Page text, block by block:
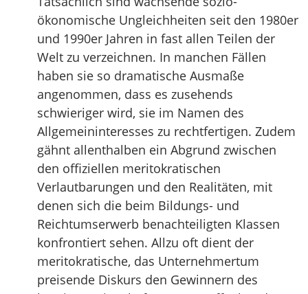
ökonomische Ungleichheiten seit den 1980er
und 1990er Jahren in fast allen Teilen der
Welt zu verzeichnen. In manchen Fällen
haben sie so dramatische Ausmaße
angenommen, dass es zusehends
schwieriger wird, sie im Namen des
Allgemeininteresses zu rechtfertigen. Zudem
gähnt allenthalben ein Abgrund zwischen
den offiziellen meritokratischen
Verlautbarungen und den Realitäten, mit
denen sich die beim Bildungs- und
Reichtumserwerb benachteiligten Klassen
konfrontiert sehen. Allzu oft dient der
meritokratische, das Unternehmertum
preisende Diskurs den Gewinnern des